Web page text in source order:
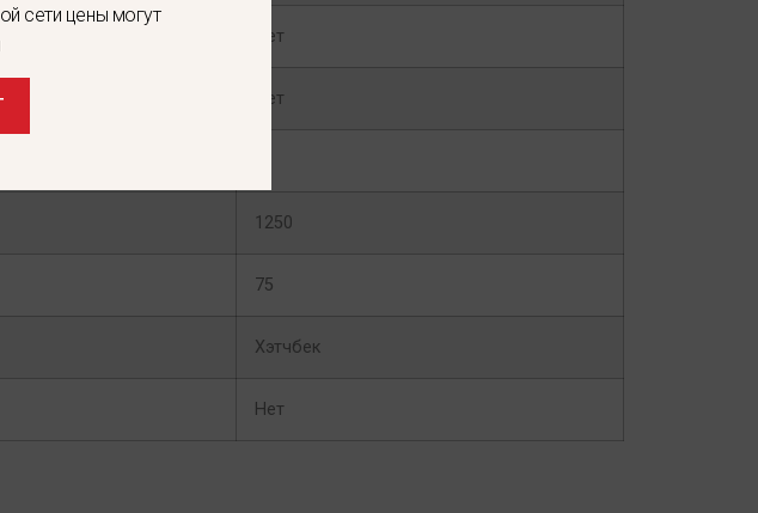
Нет
Нет
1250
75
Хэтчбек
Нет
сети цены могут